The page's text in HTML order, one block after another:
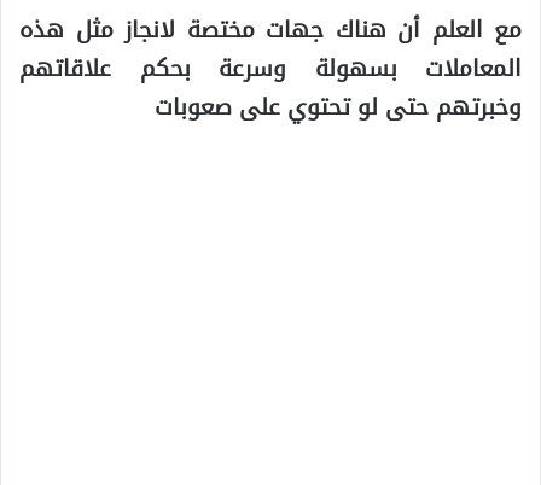
مع العلم أن هناك جهات مختصة لانجاز مثل هذه
المعاملات بسهولة وسرعة بحكم علاقاتهم
وخبرتهم حتى لو تحتوي على صعوبات